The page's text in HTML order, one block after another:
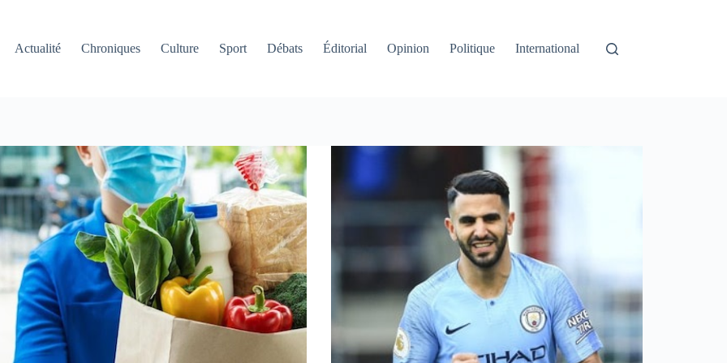
Actualité
Chroniques Culture Sport Débats Éditorial Opinion Politique International